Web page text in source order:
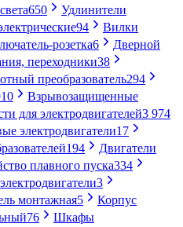
650
Удлинители
94
Вилки
розетка6
Дверной
переходники38
преобразователь294
Взрывозащищенные
для электродвигателей3 974
электродвигатели17
194
Двигатели
плавного пуска334
3
монтажная5
Корпус
76
Шкафы